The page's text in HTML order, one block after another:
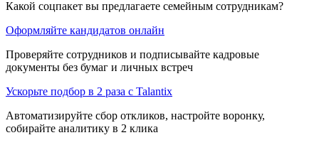
Какой соцпакет вы предлагаете семейным сотрудникам?
Оформляйте кандидатов онлайн
Проверяйте сотрудников и подписывайте кадровые
документы без бумаг и личных встреч
Ускорьте подбор в 2 раза с Talantix
Автоматизируйте сбор откликов, настройте воронку,
собирайте аналитику в 2 клика